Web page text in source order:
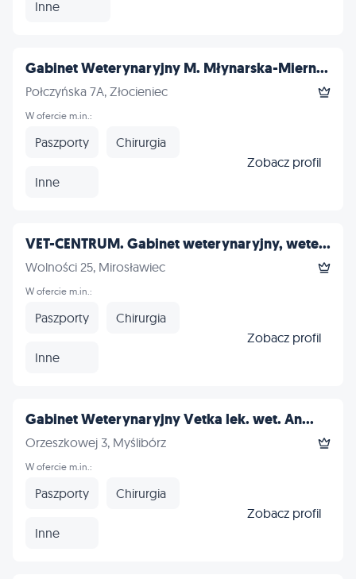
Inne
Gabinet Weterynaryjny M. Młynarska-Miern...
Połczyńska 7A, Złocieniec
W ofercie m.in.:
Paszporty Chirurgia
Inne
Zobacz profil
VET-CENTRUM. Gabinet weterynaryjny, wete...
Wolności 25, Mirosławiec
W ofercie m.in.:
Paszporty Chirurgia
Inne
Zobacz profil
Gabinet Weterynaryjny Vetka lek. wet. An...
Orzeszkowej 3, Myślibórz
W ofercie m.in.:
Paszporty Chirurgia
Inne
Zobacz profil